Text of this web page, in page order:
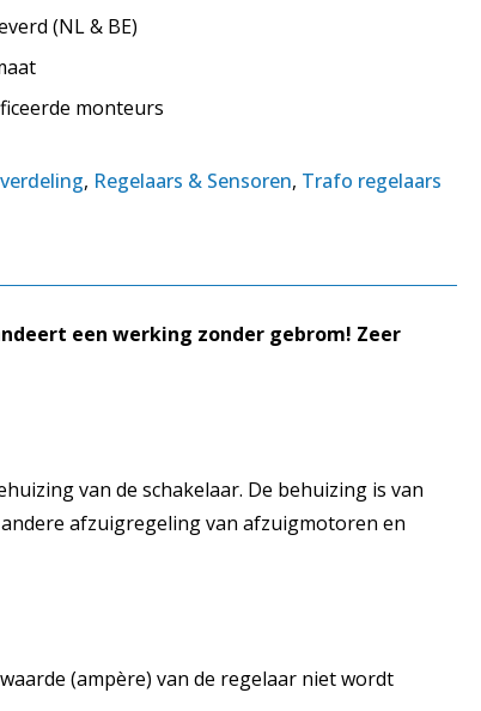
(NL & BE)
monteurs
, Regelaars & Sensoren, Trafo regelaars
een werking zonder gebrom! Zeer
van de schakelaar. De behuizing is van
afzuigregeling van afzuigmotoren en
(ampère) van de regelaar niet wordt